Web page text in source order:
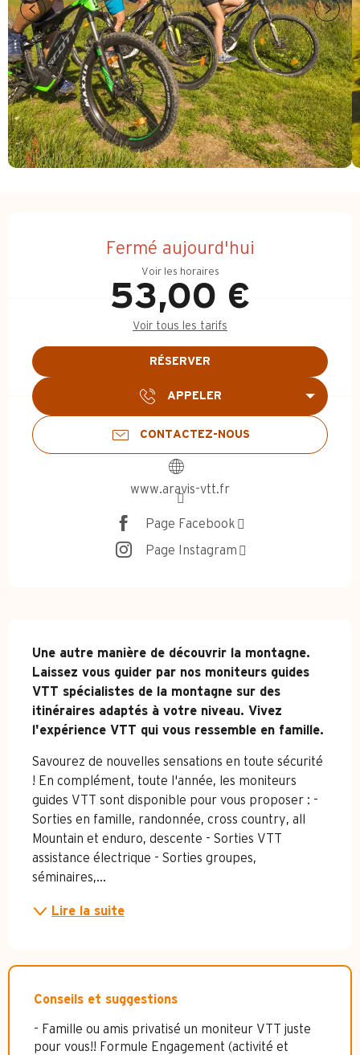
Fermé aujourd'hui
Voir les horaires
53,00 €
Voir tous les tarifs
RÉSERVER
APPELER
CONTACTEZ-NOUS
www.aravis-vtt.fr
Page Facebook
Page Instagram
Description
Une autre manière de découvrir la montagne.
Laissez vous guider par nos moniteurs guides
VTT spécialistes de la montagne sur des
itinéraires adaptés à votre niveau. Vivez
l'expérience VTT qui vous ressemble en famille.
Savourez de nouvelles sensations en toute sécurité
! En complément, toute l'année, les moniteurs
guides VTT sont disponible pour vous proposer : -
Sorties en famille, randonnée, cross country, all
Mountain et enduro, descente - Sorties VTT
assistance électrique - Sorties groupes,
séminaires,...
Lire la suite
Conseils et suggestions
- Famille ou amis privatisé un moniteur VTT juste
pour vous!! Formule Engagement (activité et